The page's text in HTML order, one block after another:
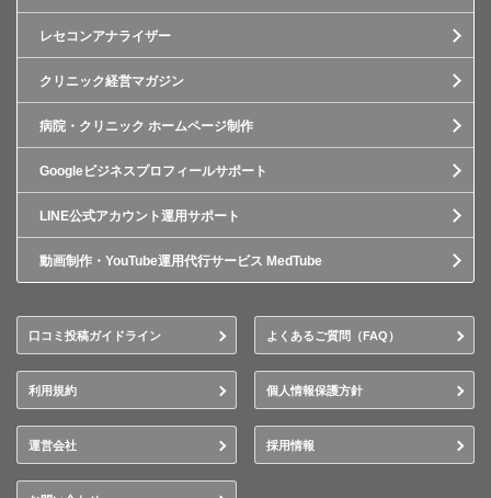
レセコンアナライザー
クリニック経営マガジン
病院・クリニック ホームページ制作
Googleビジネスプロフィールサポート
LINE公式アカウント運用サポート
動画制作・YouTube運用代行サービス MedTube
口コミ投稿ガイドライン よくあるご質問（FAQ）
利用規約 個人情報保護方針
運営会社 採用情報